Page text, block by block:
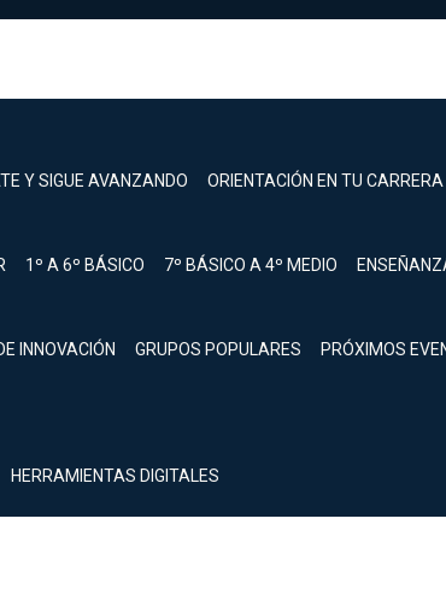
Y SIGUE AVANZANDO ORIENTACIÓN EN TU
1º A 6º BÁSICO 7º BÁSICO A 4º MEDIO
INNOVACIÓN GRUPOS POPULARES PRÓXIMOS
HERRAMIENTAS DIGITALES